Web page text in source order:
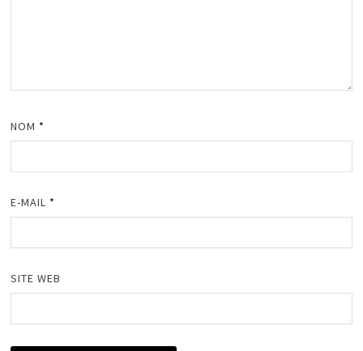
NOM *
E-MAIL *
SITE WEB